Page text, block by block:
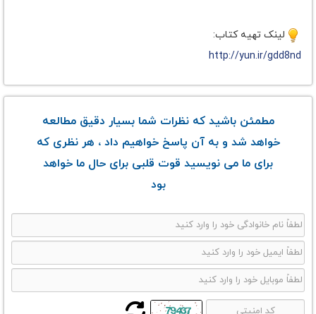
لینک تهیه کتاب:
http://yun.ir/gdd8nd
مطمئن باشید که نظرات شما بسیار دقیق مطالعه
خواهد شد و به آن پاسخ خواهیم داد ، هر نظری که
برای ما می نویسید قوت قلبی برای حال ما خواهد
بود